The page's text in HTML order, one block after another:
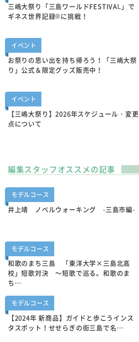
三嶋大祭り「三島ワールドFESTIVAL」で
ギネス世界記録®に挑戦！
イベント
お祭りの思い出を持ち帰ろう！「三嶋大祭
り」公式＆限定グッズ販売中！
イベント
【三嶋大祭り】2026年スケジュール・変更
点について
編集スタッフオススメの記事
モデルコース
井上靖 ノベルウォーキング -三島市編-
モデルコース
和歌のまち三島 「東洋大学×三島北高
校」短歌対決 ～短歌で巡る。和歌のま
ち…
モデルコース
【2024年 新商品】ガイドと歩こうインス
タスポット！せせらぎの街三島で名…